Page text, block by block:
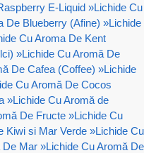
E-Liquid »Lichide Cu
De Blueberry (Afine) »Lichide
Cu Aroma De Kent
»Lichide Cu Aromă De
De Cafea (Coffee) »Lichide
Cu Aromă De Cocos
»Lichide Cu Aromă de
De Fructe »Lichide Cu
Kiwi si Mar Verde »Lichide Cu
De Mar »Lichide Cu Aromă De